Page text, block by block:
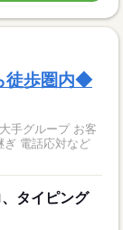
徒歩圏内◆
手グループ お客
ぎ 電話応対など
タイピング